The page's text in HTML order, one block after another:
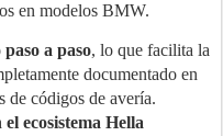
en modelos BMW.
a paso, lo que facilita la
documentado en
códigos de avería.
ecosistema Hella